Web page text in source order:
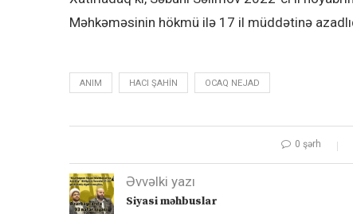
Məhkəməsinin hökmü ilə 17 il müddətinə
ANIM HACI ŞAHIN OCAQ NEJAD
0 şərh
Əvvəlki yazı
Siyasi məhbuslar